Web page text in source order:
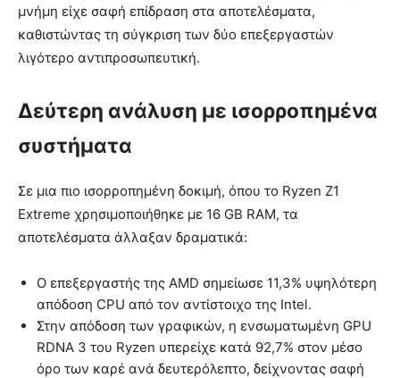
μνήμη είχε σαφή επίδραση στα αποτελέσματα,
καθιστώντας τη σύγκριση των δύο επεξεργαστών
λιγότερο αντιπροσωπευτική.
Δεύτερη ανάλυση με ισορροπημένα
συστήματα
Σε μια πιο ισορροπημένη δοκιμή, όπου το Ryzen Z1
Extreme χρησιμοποιήθηκε με 16 GB RAM, τα
αποτελέσματα άλλαξαν δραματικά:
Ο επεξεργαστής της AMD σημείωσε 11,3% υψηλότερη
απόδοση CPU από τον αντίστοιχο της Intel.
Στην απόδοση των γραφικών, η ενσωματωμένη GPU
RDNA 3 του Ryzen υπερείχε κατά 92,7% στον μέσο
όρο των καρέ ανά δευτερόλεπτο, δείχνοντας σαφή